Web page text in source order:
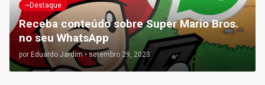
~Destaque
Receba conteúdo sobre Super Mario Bros.
no seu WhatsApp
por Eduardo Jardim • setembro 29, 2023